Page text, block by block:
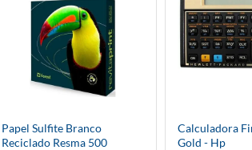
Papel Sulfite Branco
Reciclado Resma 500
Calculadora
Gold - Hp